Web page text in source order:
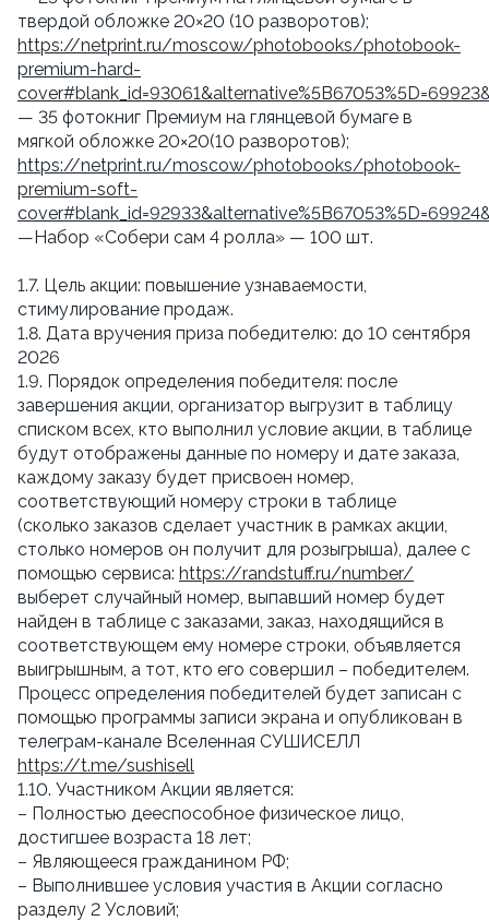
твердой обложке 20×20 (10 разворотов);
https://netprint.ru/moscow/photobooks/photobook-
premium-hard-
— 35 фотокниг Премиум на глянцевой бумаге в
мягкой обложке 20×20(10 разворотов);
https://netprint.ru/moscow/photobooks/photobook-
premium-soft-
—Набор «Собери сам 4 ролла» — 100 шт.
1.7. Цель акции: повышение узнаваемости,
стимулирование продаж.
1.8. Дата вручения приза победителю: до 10 сентября
2026
1.9. Порядок определения победителя: после
завершения акции, организатор выгрузит в таблицу
списком всех, кто выполнил условие акции, в таблице
будут отображены данные по номеру и дате заказа,
каждому заказу будет присвоен номер,
соответствующий номеру строки в таблице
(сколько заказов сделает участник в рамках акции,
столько номеров он получит для розыгрыша), далее с
помощью сервиса: https://randstuff.ru/number/
выберет случайный номер, выпавший номер будет
найден в таблице с заказами, заказ, находящийся в
соответствующем ему номере строки, объявляется
выигрышным, а тот, кто его совершил – победителем.
Процесс определения победителей будет записан с
помощью программы записи экрана и опубликован в
телеграм-канале Вселенная СУШИСЕЛЛ
https://t.me/sushisell
1.10. Участником Акции является:
– Полностью дееспособное физическое лицо,
достигшее возраста 18 лет;
– Являющееся гражданином РФ;
– Выполнившее условия участия в Акции согласно
разделу 2 Условий;